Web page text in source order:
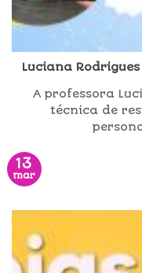
Luciana Rodrigues –
A professora
técnica de
13
mar